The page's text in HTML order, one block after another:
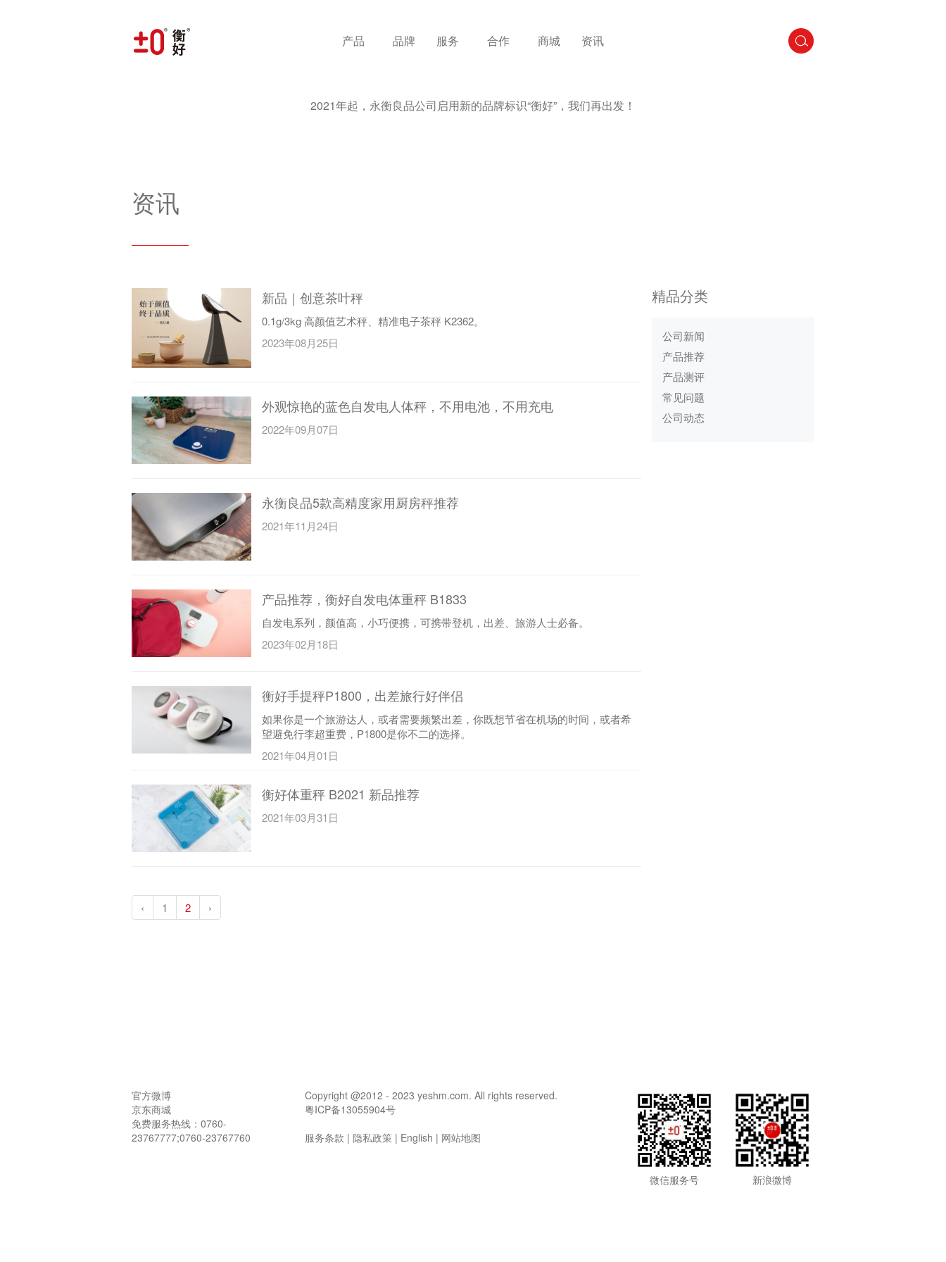
产品 品牌 服务 合作 商城 资讯
2021年起，永衡良品公司启用新的品牌标识“衡好”，我们再出发！
资讯
新品｜创意茶叶秤
0.1g/3kg 高颜值艺术秤、精准电子茶秤 K2362。
2023年08月25日
外观惊艳的蓝色自发电人体秤，不用电池，不用充电
2022年09月07日
永衡良品5款高精度家用厨房秤推荐
2021年11月24日
产品推荐，衡好自发电体重秤 B1833
自发电系列，颜值高，小巧便携，可携带登机，出差、旅游人士必备。
2023年02月18日
衡好手提秤P1800，出差旅行好伴侣
如果你是一个旅游达人，或者需要频繁出差，你既想节省在机场的时间，或者希
望避免行李超重费，P1800是你不二的选择。
2021年04月01日
衡好体重秤 B2021 新品推荐
2021年03月31日
‹ 1 2 ›
精品分类
公司新闻
产品推荐
产品测评
常见问题
公司动态
官方微博
京东商城
免费服务热线：0760-
23767777;0760-23767760
Copyright @2012 - 2023 yeshm.com. All rights reserved.
粤ICP备13055904号
服务条款 |隐私政策 | English | 网站地图
微信服务号 新浪微博